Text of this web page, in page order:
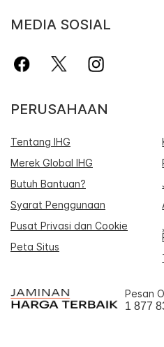
MEDIA SOSIAL
PERUSAHAAN
Tentang IHG
Merek Global IHG
Butuh Bantuan?
Syarat Penggunaan
Pusat Privasi dan Cookie
Peta Situs
Pesan
1 877